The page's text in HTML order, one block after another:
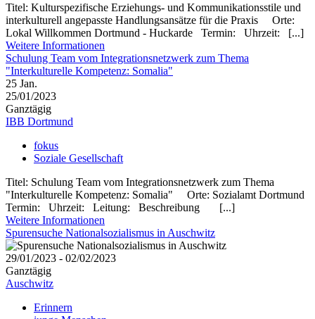
Titel: Kulturspezifische Erziehungs- und Kommunikationsstile und
interkulturell angepasste Handlungsansätze für die Praxis Orte:
Lokal Willkommen Dortmund - Huckarde Termin: Uhrzeit: [...]
Weitere Informationen
Schulung Team vom Integrationsnetzwerk zum Thema
"Interkulturelle Kompetenz: Somalia"
25 Jan.
25/01/2023
Ganztägig
IBB Dortmund
fokus
Soziale Gesellschaft
Titel: Schulung Team vom Integrationsnetzwerk zum Thema
"Interkulturelle Kompetenz: Somalia" Orte: Sozialamt Dortmund
Termin: Uhrzeit: Leitung: Beschreibung [...]
Weitere Informationen
Spurensuche Nationalsozialismus in Auschwitz
29/01/2023 - 02/02/2023
Ganztägig
Auschwitz
Erinnern